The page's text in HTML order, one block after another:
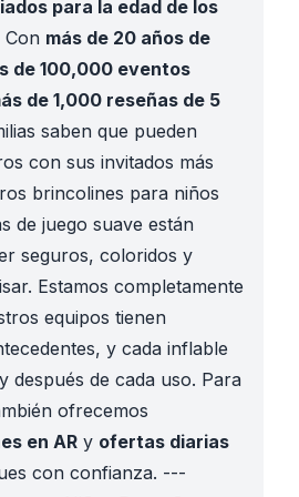
para la edad de los
Con más de 20 años de
de 100,000 eventos
de 1,000 reseñas de 5
saben que pueden
con sus invitados más
brincolines para niños
de juego suave están
seguros, coloridos y
Estamos completamente
equipos tienen
y cada inflable
después de cada uso. Para
ofrecemos
en AR y ofertas diarias
con confianza. ---